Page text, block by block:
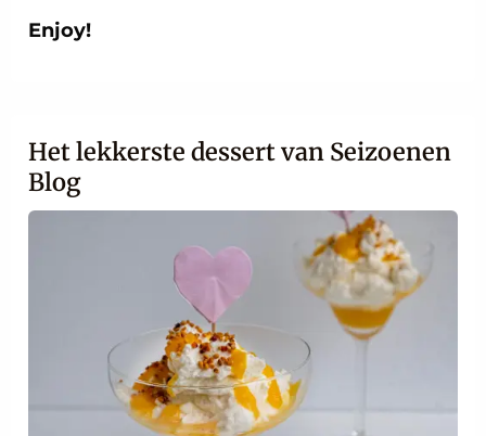
Enjoy!
Het lekkerste dessert van Seizoenen
Blog